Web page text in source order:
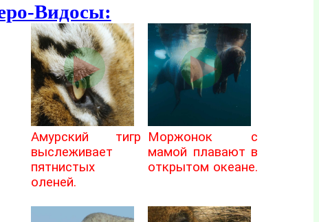
Видосы:
Амурский тигр
выслеживает
пятнистых
оленей.
Моржонок с
мамой плавают в
открытом океане.